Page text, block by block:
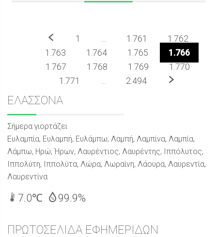
Προηγούμενο
1 1.761
1.762
1.763
1.764 1.765
1.766
1.767
1.768 1.769
1.770
1.771
2.494 Επόμενο
Sidebar
ΕΛΑΣΣΟΝΑ
Σήμερα γιορτάζει
Ευλαμπία, Ευλαμπή, Ευλάμπω, Λαμπή, Λαμπίνα, Λαμπία,
Λάμπω, Ηρώ, Ήρων, Λαυρέντιος, Λαυρέντης, Ιππόλυτος,
Ιππολύτη, Ιππολύτα, Λώρα, Λωραίνη, Λάουρα, Λαυρεντία,
Λαυρεντίνα
7.0℃ 99.9%
ΠΡΩΤΟΣΕΛΙΔΑ ΕΦΗΜΕΡΙΔΩΝ